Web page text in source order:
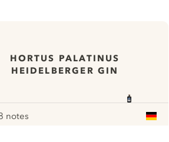
HORTUS PALATINUS
HEIDELBERGER GIN
notes